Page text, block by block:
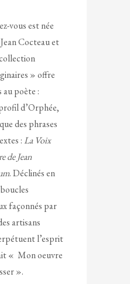
vous est née
Cocteau et
» offre
au poète :
d’Orphée,
des phrases
:La Voix
de Jean
. Déclinés en
façonnés par
artisans
l’esprit
« Mon oeuvre
».